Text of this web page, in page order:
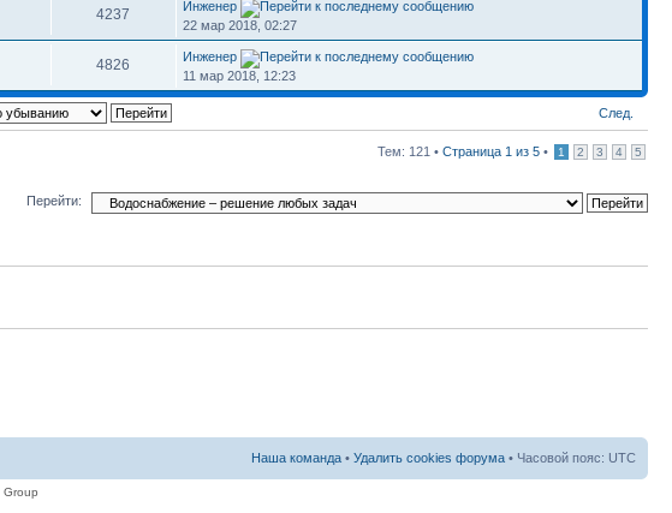
4237
Инженер
22 мар 2018, 02:27
4826
Инженер
11 мар 2018, 12:23
След.
Тем: 121 • Страница 1 из 5 • 1 2 3 4 5
Перейти:
Наша команда • Удалить cookies форума • Часовой пояс: UTC